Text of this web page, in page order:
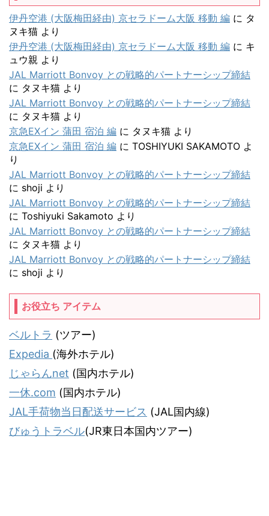
伊丹空港 (大阪梅田経由) 京セラドーム大阪 移動 編 に タ
ヌキ猫 より
伊丹空港 (大阪梅田経由) 京セラドーム大阪 移動 編 に キ
ュウ親 より
JAL Marriott Bonvoy との戦略的パートナーシップ締結
に タヌキ猫 より
JAL Marriott Bonvoy との戦略的パートナーシップ締結
に タヌキ猫 より
京急EXイン 蒲田 宿泊 編 に タヌキ猫 より
京急EXイン 蒲田 宿泊 編 に TOSHIYUKI SAKAMOTO よ
り
JAL Marriott Bonvoy との戦略的パートナーシップ締結
に shoji より
JAL Marriott Bonvoy との戦略的パートナーシップ締結
に Toshiyuki Sakamoto より
JAL Marriott Bonvoy との戦略的パートナーシップ締結
に タヌキ猫 より
JAL Marriott Bonvoy との戦略的パートナーシップ締結
に shoji より
お役立ち アイテム
ベルトラ (ツアー)
Expedia (海外ホテル)
じゃらんnet (国内ホテル)
一休.com (国内ホテル)
JAL手荷物当日配送サービス (JAL国内線)
びゅうトラベル(JR東日本国内ツアー)